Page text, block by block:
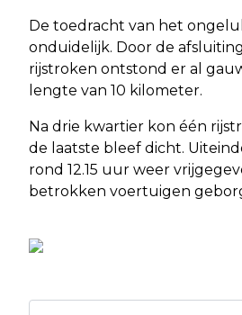
De toedracht van het
onduidelijk. Door de
rijstroken ontstond er al
lengte van 10 kilometer.
Na drie kwartier kon één
de laatste bleef dicht.
rond 12.15 uur weer
betrokken voertuigen